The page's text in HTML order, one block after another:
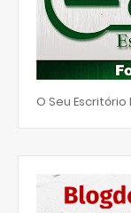
O Seu Escritório